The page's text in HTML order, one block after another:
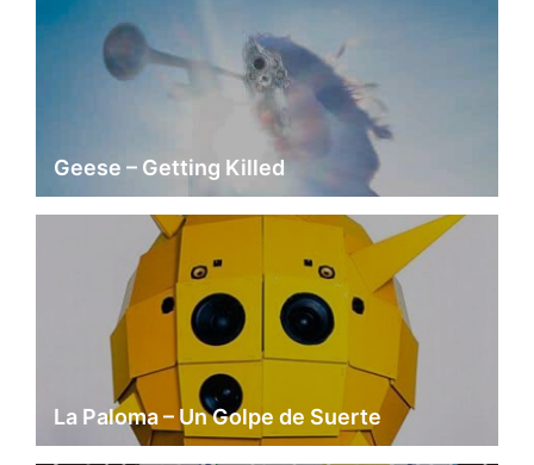
Geese – Getting Killed
La Paloma – Un Golpe de Suerte